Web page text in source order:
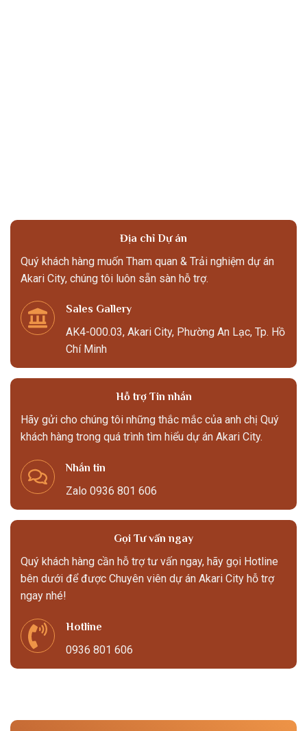
Địa chỉ Dự án
Quý khách hàng muốn Tham quan & Trải nghiệm dự án
Akari City, chúng tôi luôn sẵn sàn hỗ trợ.
Sales Gallery
AK4-000.03, Akari City, Phường An Lạc, Tp. Hồ
Chí Minh
Hỗ trợ Tin nhắn
Hãy gửi cho chúng tôi những thắc mắc của anh chị Quý
khách hàng trong quá trình tìm hiểu dự án Akari City.
Nhắn tin
Zalo 0936 801 606
Gọi Tư vấn ngay
Quý khách hàng cần hỗ trợ tư vấn ngay, hãy gọi Hotline
bên dưới để được Chuyên viên dự án Akari City hỗ trợ
ngay nhé!
Hotline
0936 801 606